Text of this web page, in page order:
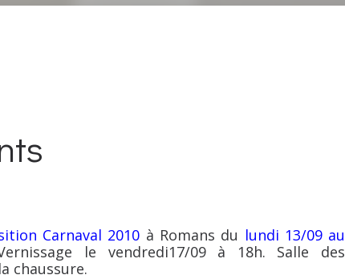
Carnaval 2010 à Romans du lundi 13/09 au
le vendredi17/09 à 18h. Salle des
chaussure.